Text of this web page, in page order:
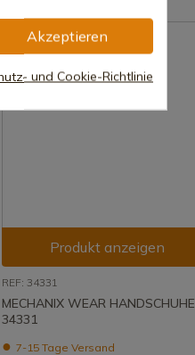
Produkt anzeigen
REF: 34331
MECHANIX WEAR HANDSCHUHE
34331
7-15 Tage Versand
Akzeptieren
und Cookie-Richtlinie